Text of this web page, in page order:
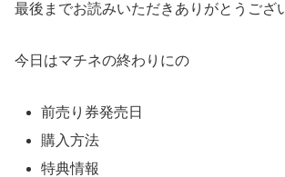
最後までお読みいただきありがとうござ
今日はマチネの終わりにの
前売り券発売日
購入方法
特典情報